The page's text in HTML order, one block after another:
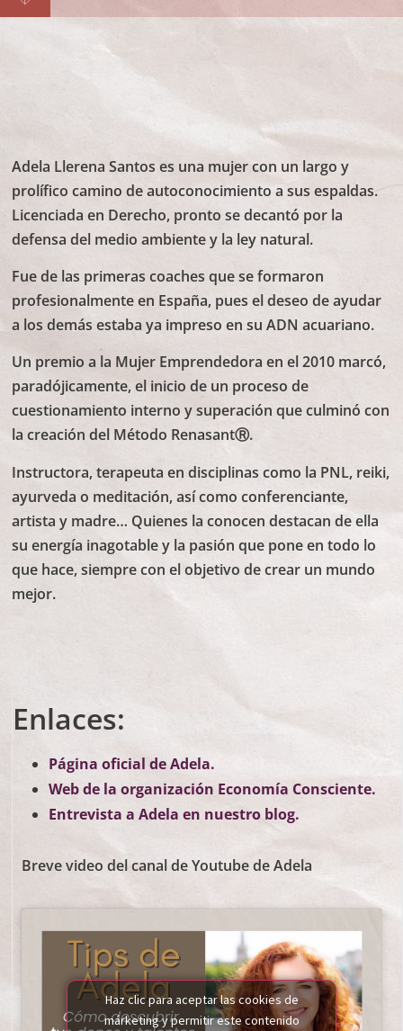
Adela Llerena Santos es una mujer con un largo y
prolífico camino de autoconocimiento a sus espaldas.
Licenciada en Derecho, pronto se decantó por la
defensa del medio ambiente y la ley natural.
Fue de las primeras coaches que se formaron
profesionalmente en España, pues el deseo de ayudar
a los demás estaba ya impreso en su ADN acuariano.
Un premio a la Mujer Emprendedora en el 2010 marcó,
paradójicamente, el inicio de un proceso de
cuestionamiento interno y superación que culminó con
la creación del Método RenasantⓇ.
Instructora, terapeuta en disciplinas como la PNL, reiki,
ayurveda o meditación, así como conferenciante,
artista y madre… Quienes la conocen destacan de ella
su energía inagotable y la pasión que pone en todo lo
que hace, siempre con el objetivo de crear un mundo
mejor.
Enlaces:
Página oficial de Adela.
Web de la organización Economía Consciente.
Entrevista a Adela en nuestro blog.
Breve video del canal de Youtube de Adela
Haz clic para aceptar las cookies de
márketing y permitir este contenido